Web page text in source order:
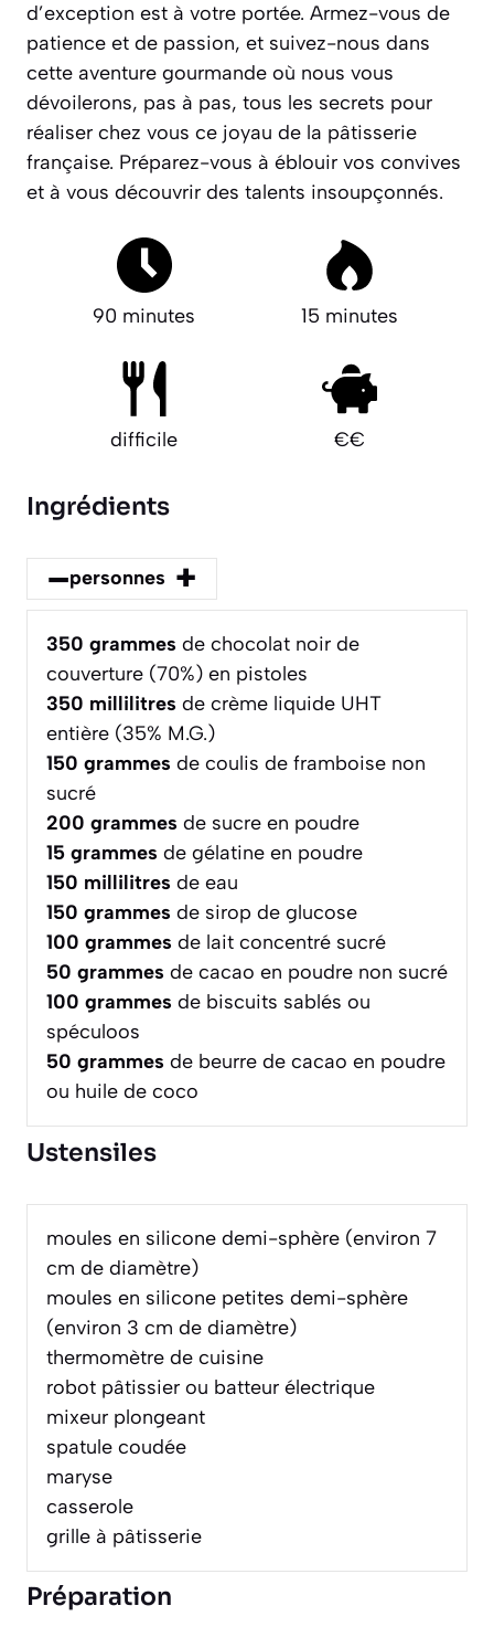
d’exception est à votre portée. Armez-vous de
patience et de passion, et suivez-nous dans
cette aventure gourmande où nous vous
dévoilerons, pas à pas, tous les secrets pour
réaliser chez vous ce joyau de la pâtisserie
française. Préparez-vous à éblouir vos convives
et à vous découvrir des talents insoupçonnés.
90 minutes 15 minutes
difficile €€
Ingrédients
–personnes +
350 grammes de chocolat noir de
couverture (70%) en pistoles
350 millilitres de crème liquide UHT
entière (35% M.G.)
150 grammes de coulis de framboise non
sucré
200 grammes de sucre en poudre
15 grammes de gélatine en poudre
150 millilitres de eau
150 grammes de sirop de glucose
100 grammes de lait concentré sucré
50 grammes de cacao en poudre non sucré
100 grammes de biscuits sablés ou
spéculoos
50 grammes de beurre de cacao en poudre
ou huile de coco
Ustensiles
moules en silicone demi-sphère (environ 7
cm de diamètre)
moules en silicone petites demi-sphère
(environ 3 cm de diamètre)
thermomètre de cuisine
robot pâtissier ou batteur électrique
mixeur plongeant
spatule coudée
maryse
casserole
grille à pâtisserie
Préparation